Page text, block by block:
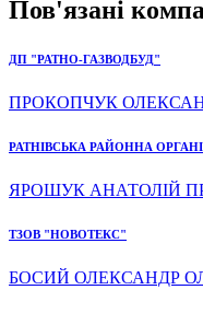
Пов'язані
ДП "РАТНО-ГАЗВОДБУД"
ПРОКОПЧУК
РАТНІВСЬКА РАЙОННА
ЯРОШУК АНАТОЛІЙ
ТЗОВ "НОВОТЕКС"
БОСИЙ ОЛЕКСАНДР